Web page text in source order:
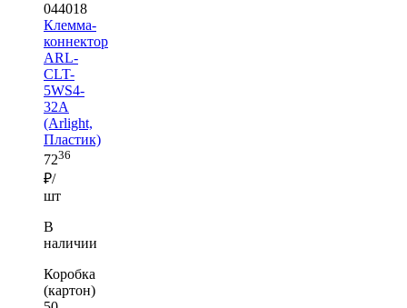
044018
Клемма-
коннектор
ARL-
CLT-
5WS4-
32A
(Arlight,
Пластик)
7236
₽/
шт
В
наличии
Коробка
(картон)